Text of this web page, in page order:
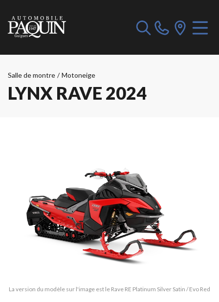
Salle de montre / Motoneige
LYNX RAVE 2024
La version du modèle sur l'image est le Rave RE Platinum Silver Satin / Evo Red